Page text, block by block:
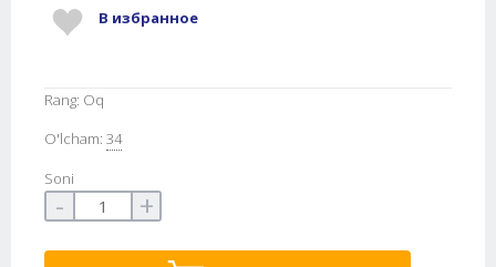
В избранное
Rang: Oq
O'lcham: 34
Soni
- +